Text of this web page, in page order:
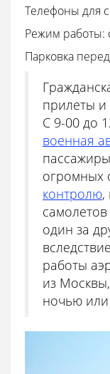
Телефоны для
Режим работы:
Парковка
прилеты и
С 9-00 до
военная
огромных
контролю,
один за
работы
из
ночью